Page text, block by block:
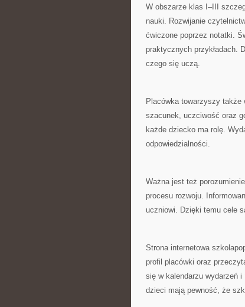
W obszarze klas I–III
nauki. Rozwijanie
ćwiczone poprzez notatki.
praktycznych przykładach.
czego się uczą.
Placówka towarzyszy także
szacunek, uczciwość oraz
każde dziecko ma rolę.
odpowiedzialności.
Ważna jest też
procesu rozwoju.
uczniowi. Dzięki temu cele
Strona internetowa
profil placówki oraz
się w kalendarzu wydarzeń
dzieci mają pewność, że